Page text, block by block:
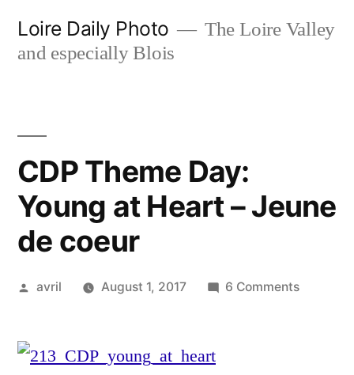
Loire Daily Photo
The Loire Valley
and especially Blois
CDP Theme Day:
Young at Heart – Jeune
de coeur
Posted
avril August 1, 2017 6 Commentson